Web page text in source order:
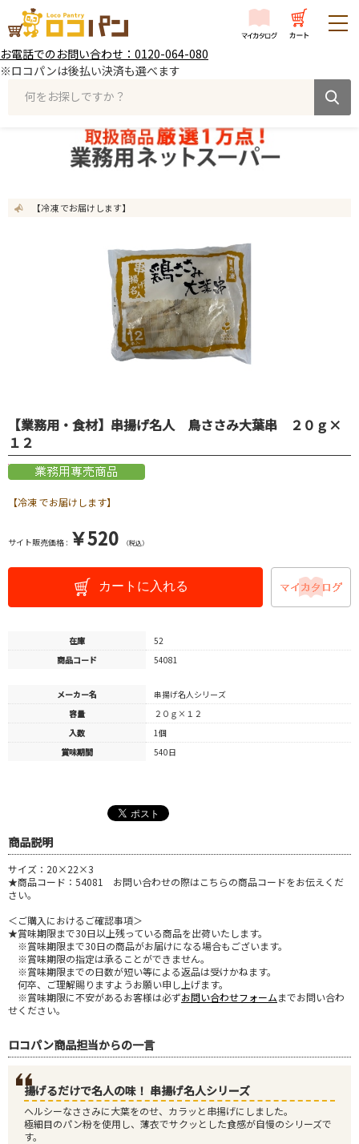
お電話でのお問い合わせ：0120-064-080
※ロコパンは後払い決済も選べます
何をお探しですか？
【冷凍 でお届けします】
【業務用・食材】串揚げ名人 鳥ささみ大葉串 ２０ｇ×
１２
【冷凍 でお届けします】
サイト販売価格 : ￥520 （税込）
カートに入れる
在庫
52
商品コード
54081
メーカー名
串揚げ名人シリーズ
容量
２０ｇ×１２
入数
1個
賞味期間
540日
商品説明
サイズ：20×22×3
★商品コード：54081 お問い合わせの際はこちらの商品コードをお伝えくだ
さい。
＜ご購入におけるご確認事項＞
★賞味期限まで30日以上残っている商品を出荷いたします。
※賞味期限まで30日の商品がお届けになる場合もございます。
※賞味期限の指定は承ることができません。
※賞味期限までの日数が短い等による返品は受けかねます。
何卒、ご理解賜りますようお願い申し上げます。
※賞味期限に不安があるお客様は必ずお問い合わせフォームまでお問い合わ
せください。
ロコパン商品担当からの一言
揚げるだけで名人の味！ 串揚げ名人シリーズ
ヘルシーなささみに大葉をのせ、カラッと串揚げにしました。
極細目のパン粉を使用し、薄衣でサクッとした食感が自慢のシリーズで
す。